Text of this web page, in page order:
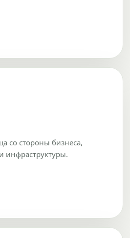
со стороны бизнеса,
инфраструктуры.